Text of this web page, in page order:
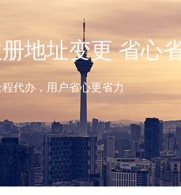
地址变更 省心
代办，用户省心更省力